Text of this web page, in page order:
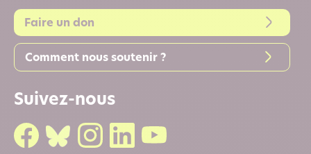
Faire un don
Comment nous soutenir ?
Suivez-nous